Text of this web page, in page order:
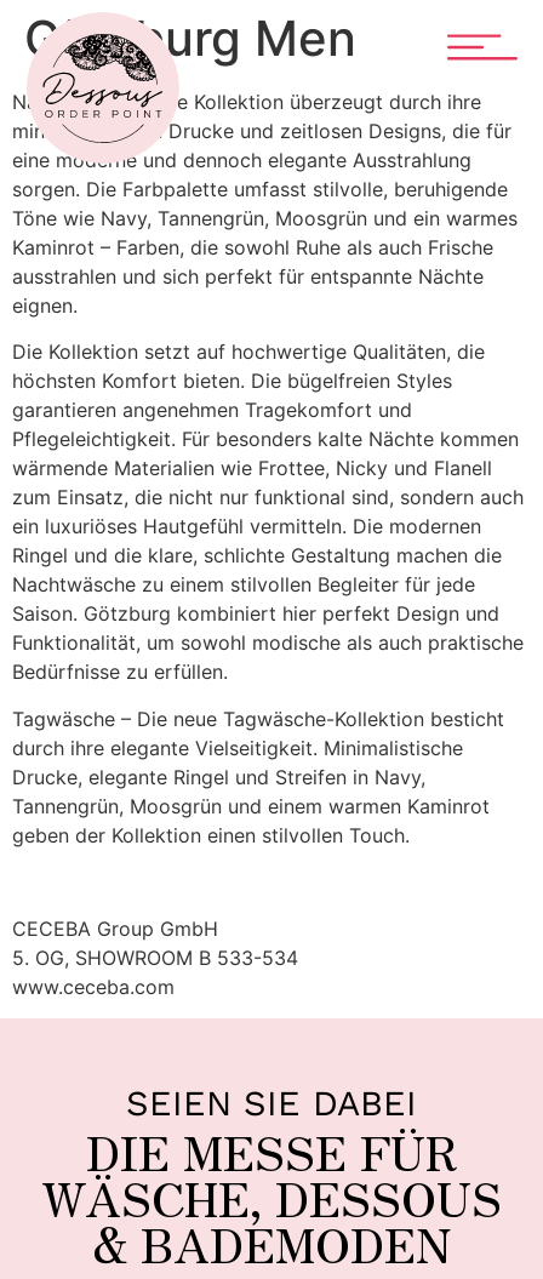
Götzburg Men
Nachtwäsche – Die Kollektion überzeugt durch ihre
minimalistischen Drucke und zeitlosen Designs, die für
eine moderne und dennoch elegante Ausstrahlung
sorgen. Die Farbpalette umfasst stilvolle, beruhigende
Töne wie Navy, Tannengrün, Moosgrün und ein warmes
Kaminrot – Farben, die sowohl Ruhe als auch Frische
ausstrahlen und sich perfekt für entspannte Nächte
eignen.
Die Kollektion setzt auf hochwertige Qualitäten, die
höchsten Komfort bieten. Die bügelfreien Styles
garantieren angenehmen Tragekomfort und
Pflegeleichtigkeit. Für besonders kalte Nächte kommen
wärmende Materialien wie Frottee, Nicky und Flanell
zum Einsatz, die nicht nur funktional sind, sondern auch
ein luxuriöses Hautgefühl vermitteln. Die modernen
Ringel und die klare, schlichte Gestaltung machen die
Nachtwäsche zu einem stilvollen Begleiter für jede
Saison. Götzburg kombiniert hier perfekt Design und
Funktionalität, um sowohl modische als auch praktische
Bedürfnisse zu erfüllen.
Tagwäsche – Die neue Tagwäsche-Kollektion besticht
durch ihre elegante Vielseitigkeit. Minimalistische
Drucke, elegante Ringel und Streifen in Navy,
Tannengrün, Moosgrün und einem warmen Kaminrot
geben der Kollektion einen stilvollen Touch.
CECEBA Group GmbH
5. OG, SHOWROOM B 533-534
www.ceceba.com
SEIEN SIE DABEI
DIE MESSE FÜR
WÄSCHE, DESSOUS
& BADEMODEN